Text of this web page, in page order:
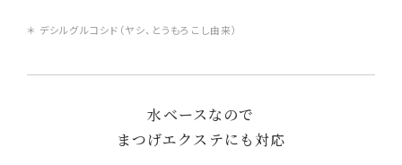
＊ デシルグルコシド（ヤシ、とうもろこし由来）
水ベースなので
まつげエクステにも対応